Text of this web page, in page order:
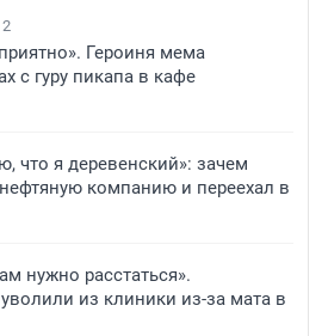
2
Героиня мема
с гуру пикапа в кафе
что я деревенский»: зачем
компанию и переехал в
нужно расстаться».
из клиники из-за мата в